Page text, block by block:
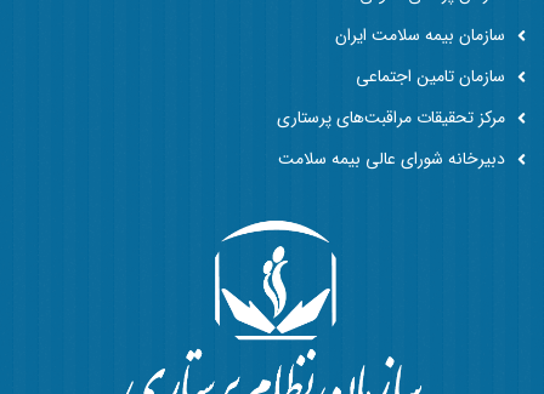
سازمان بیمه سلامت ایران
سازمان تامین اجتماعی
مرکز تحقیقات مراقبت‌های پرستاری
دبیرخانه شورای عالی بیمه سلامت